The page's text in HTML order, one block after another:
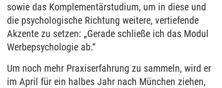
sowie das Komplementärstudium, um in diese und
die psychologische Richtung weitere, vertiefende
Akzente zu setzen: „Gerade schließe ich das Modul
Werbepsychologie ab.“
Um noch mehr Praxiserfahrung zu sammeln, wird er
im April für ein halbes Jahr nach München ziehen,